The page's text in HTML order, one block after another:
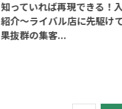
知っていれば再現できる！
紹介～ライバル店に先駆け
果抜群の集客...